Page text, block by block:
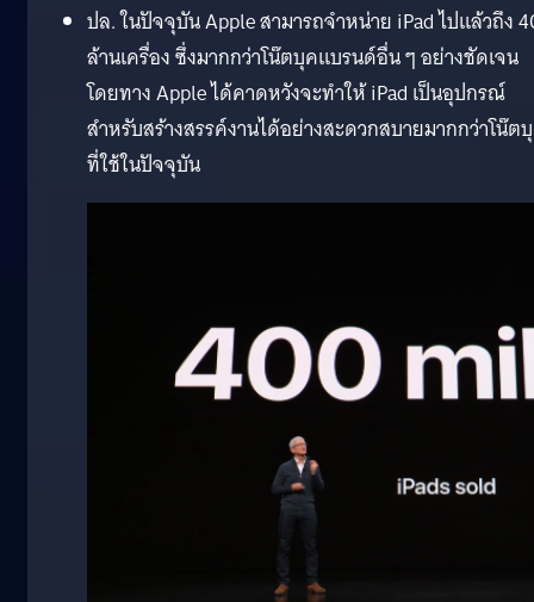
ปล. ในปัจจุบัน Apple สามารถจำหน่าย iPad ไปแล้วถึง
ล้านเครื่อง ซึ่งมากกว่าโน๊ตบุคแบรนด์อื่น ๆ อย่างชัดเจน
โดยทาง Apple ได้คาดหวังจะทำให้ iPad เป็นอุปกรณ์
สำหรับสร้างสรรค์งานได้อย่างสะดวกสบายมากกว่าโน๊ต
ที่ใช้ในปัจจุบัน